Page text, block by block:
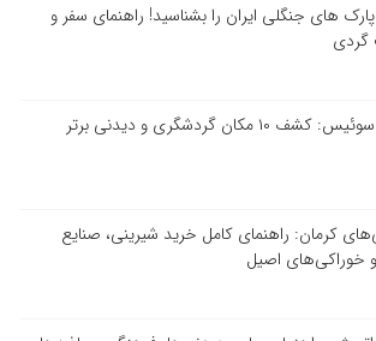
های جنگلی ایران را بشناسید! راهنمای سفر و
گردی
۱۰ مکان گردشگری و دیدنی برتر
کرمان: راهنمای کامل خرید شیرینی، صنایع
خوراکی‌های اصیل